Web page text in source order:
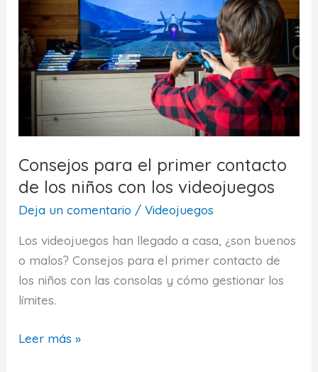
a
5
años
Consejos para el primer contacto
de los niños con los videojuegos
Deja un comentario /Videojuegos
Los videojuegos han llegado a casa, ¿son buenos
o malos? Consejos para el primer contacto de
los niños con las consolas y cómo gestionar los
límites.
Consejos
Leer más »